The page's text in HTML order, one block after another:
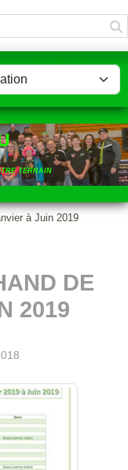
TERRAIN
à Juin 2019
DE
2019